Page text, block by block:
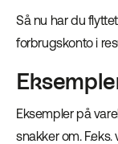
Så nu har du
forbrugskonto i
Eksempler på
snakker om.